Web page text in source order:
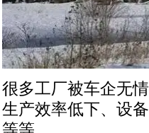
很多工厂被车企无
生产效率低下、设